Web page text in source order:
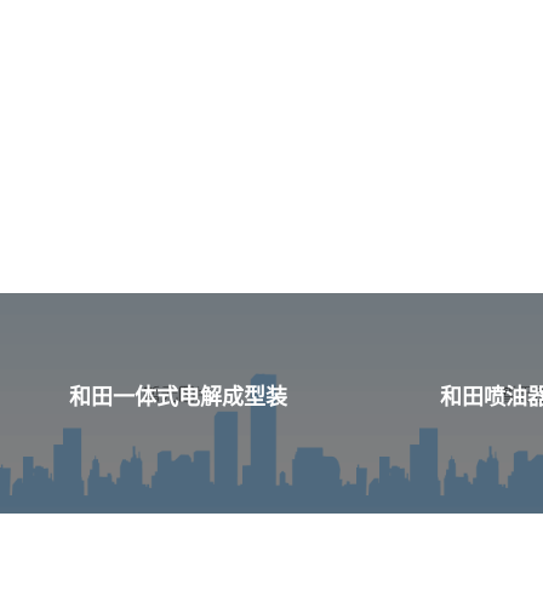
和田一体式电解成型装 和田喷油